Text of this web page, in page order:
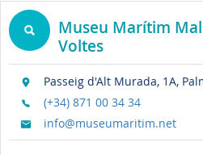
Museu Marítim
Voltes
Passeig d'Alt Murada, 1A,
(+34) 871 00 34 34
info@museumaritim.net